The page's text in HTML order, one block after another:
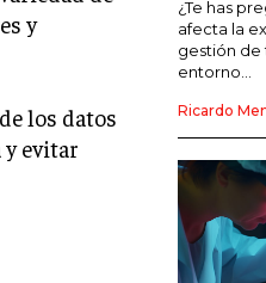
E-COMMERCE
E-COMMERCE
ESTRATEGIAS
GESTIÓN DE
EMPRESAS Y
GESTIÓN DE
CLIENTE
y
los datos
y evitar
¿Te has
afecta la
gestión de
entorno...
Ricardo